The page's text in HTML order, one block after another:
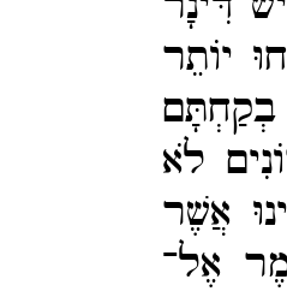
יוֹתֵר
בְקַחְתָּם
לֹא
אֲשֶׁר
אֶל־​